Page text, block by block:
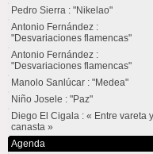
Pedro Sierra : "Nikelao"
Antonio Fernández :
"Desvariaciones flamencas"
Antonio Fernández :
"Desvariaciones flamencas"
Manolo Sanlúcar : "Medea"
Niño Josele : "Paz"
Diego El Cigala : « Entre vareta y
canasta »
Agenda